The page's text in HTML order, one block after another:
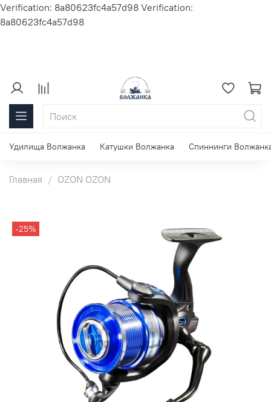
Verification: 8a80623fc4a57d98 Verification:
8a80623fc4a57d98
Удилища Волжанка Катушки Волжанка Спиннинги
Главная OZON OZON
-25%